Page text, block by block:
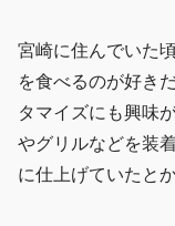
宮崎に住んでいた
を食べるのが好き
タマイズにも興味
やグリルなどを装
に仕上げていたとか